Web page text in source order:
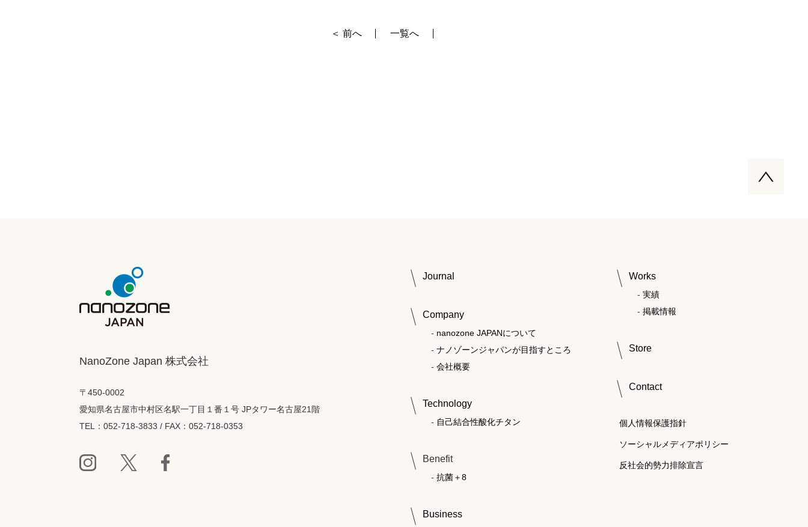
＜ 前へ 一覧へ
Journal
Company
nanozone JAPANについて
ナノゾーンジャパンが目指すところ
会社概要
Technology
自己結合性酸化チタン
Benefit
抗菌＋8
Business
Works
実績
掲載情報
Store
Contact
個人情報保護指針
ソーシャルメディアポリシー
反社会的勢力排除宣言
NanoZone Japan 株式会社
〒450-0002
愛知県名古屋市中村区名駅一丁目１番１号 JPタワー名古屋21階
TEL：052-718-3833 / FAX：052-718-0353